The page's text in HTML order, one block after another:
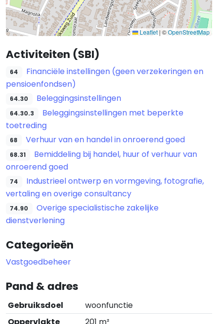
Leaflet | ©OpenStreetMap
Activiteiten (SBI)
64
Financiële instellingen (geen verzekeringen en
pensioenfondsen)
64.30 Beleggingsinstellingen
64.30.3
Beleggingsinstellingen met beperkte
toetreding
68 Verhuur van en handel in onroerend goed
68.31
Bemiddeling bij handel, huur of verhuur van
onroerend goed
74
Industrieel ontwerp en vormgeving, fotografie,
vertaling en overige consultancy
74.90
Overige specialistische zakelijke
dienstverlening
Categorieën
Vastgoedbeheer
Pand & adres
Gebruiksdoel
woonfunctie
Oppervlakte
201 m²